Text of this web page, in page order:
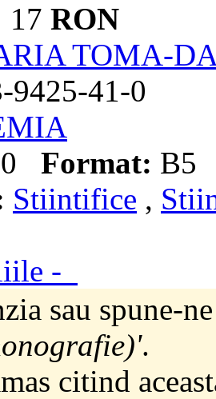
17 RON
TOMA-
9425-41-0
Format: B5
Stiintifice ,
-
sau spune-
.
citind